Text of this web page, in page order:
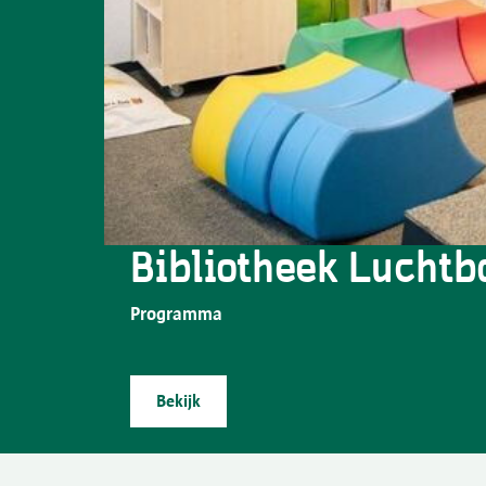
Bibliotheek
Programma
Bekijk